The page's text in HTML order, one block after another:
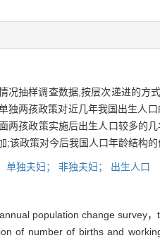
况抽样调查数据,按层次递进的方
独两孩政策对近几年我国出生人
两孩政策实施后出生人口较多的
;该政策对今后我国人口年龄结构
单独夫妇； 非独夫妇； 出生人口
population change survey
of number of births and